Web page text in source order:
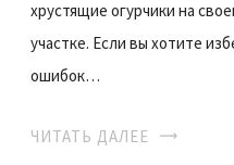
хрустящие огурчики на
участке. Если вы хотите
ошибок…
ЧИТАТЬ ДАЛЕЕ